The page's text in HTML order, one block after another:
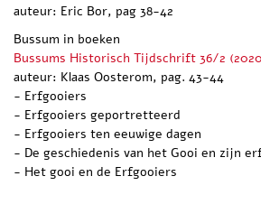
auteur: Eric Bor, pag 38-42
Bussum in boeken
Bussums Historisch Tijdschrift 36/2
auteur: Klaas Oosterom, pag. 43-44
- Erfgooiers
- Erfgooiers geportretteerd
- Erfgooiers ten eeuwige dagen
- De geschiedenis van het Gooi en zijn
- Het gooi en de Erfgooiers